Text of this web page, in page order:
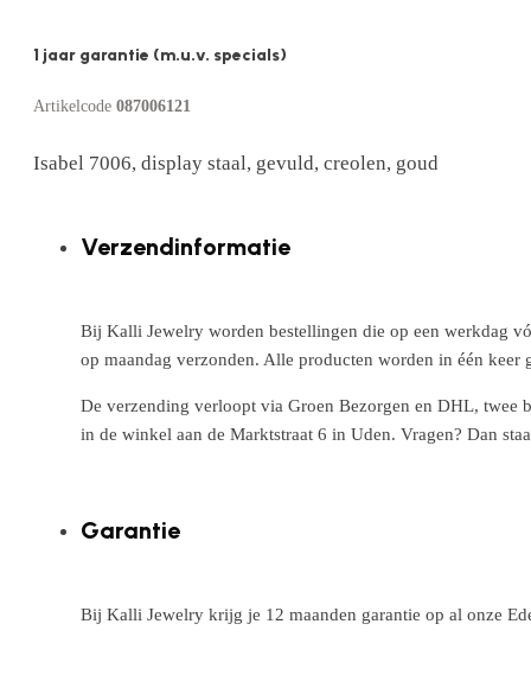
1 jaar garantie (m.u.v. specials)
Artikelcode 087006121
Isabel 7006, display staal, gevuld, creolen, goud
Verzendinformatie
Bij Kalli Jewelry worden bestellingen die op een werkdag
op maandag verzonden. Alle producten worden in één
De verzending verloopt via Groen Bezorgen en DHL, twee
in de winkel aan de Marktstraat 6 in Uden. Vragen? Dan
Garantie
Bij Kalli Jewelry krijg je 12 maanden garantie op al onze